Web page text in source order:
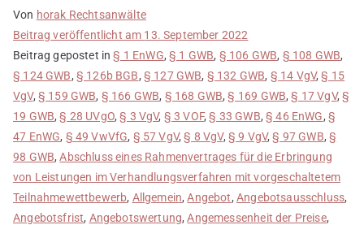
Von horak Rechtsanwälte
Beitrag veröffentlicht am 13. September 2022
Beitrag gepostet in§ 1 EnWG,§ 1 GWB, § 106 GWB, § 108 GWB,
§ 124 GWB, § 126b BGB, § 127 GWB, § 132 GWB, § 14 VgV,§ 15
VgV, § 159 GWB, § 166 GWB, § 168 GWB,§ 169 GWB,§ 17 VgV,§
19 GWB,§ 28 UVgO,§ 3 VgV, § 3 VOF,§ 33 GWB,§ 46 EnWG, §
47 EnWG, § 49 VwVfG, § 57 VgV,§ 8 VgV, § 9 VgV,§ 97 GWB,§
98 GWB,Abschluss eines Rahmenvertrages für die Erbringung
von Leistungen im Verhandlungsverfahren mit vorgeschaltetem
Teilnahmewettbewerb, Allgemein,Angebot, Angebotsausschluss,
Angebotsfrist, Angebotswertung,Angemessenheit der Preise,